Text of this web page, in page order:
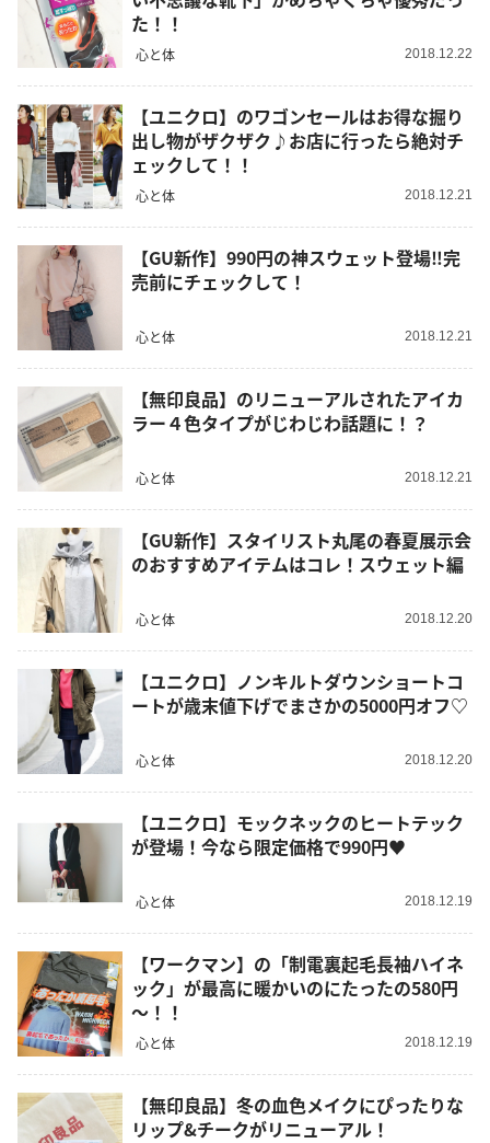
た！！
心と体 2018.12.22
【ユニクロ】のワゴンセールはお得な掘り
出し物がザクザク♪お店に行ったら絶対チ
ェックして！！
心と体 2018.12.21
【GU新作】990円の神スウェット登場‼︎完
売前にチェックして！
心と体 2018.12.21
【無印良品】のリニューアルされたアイカ
ラー４色タイプがじわじわ話題に！？
心と体 2018.12.21
【GU新作】スタイリスト丸尾の春夏展示会
のおすすめアイテムはコレ！スウェット編
心と体 2018.12.20
【ユニクロ】ノンキルトダウンショートコ
ートが歳末値下げでまさかの5000円オフ♡
心と体 2018.12.20
【ユニクロ】モックネックのヒートテック
が登場！今なら限定価格で990円♥
心と体 2018.12.19
【ワークマン】の「制電裏起毛長袖ハイネ
ック」が最高に暖かいのにたったの580円
～！！
心と体 2018.12.19
【無印良品】冬の血色メイクにぴったりな
リップ&チークがリニューアル！